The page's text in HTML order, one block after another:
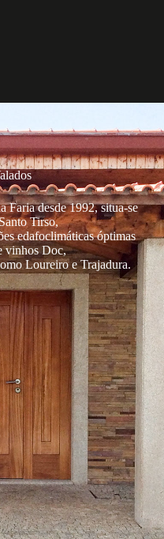
Faria desde 1992, situa-se
Tirso,
edafoclimáticas óptimas
vinhos Doc,
Loureiro e Trajadura.